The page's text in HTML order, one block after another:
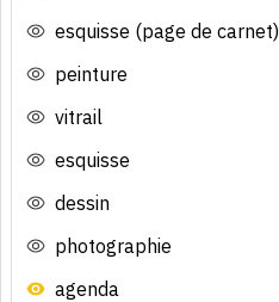
esquisse (page de carnet)
peinture
vitrail
esquisse
dessin
photographie
agenda